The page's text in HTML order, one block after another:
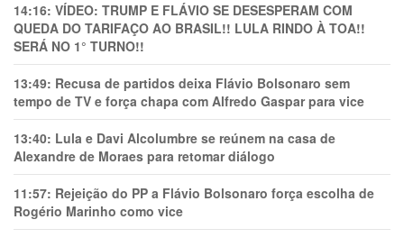
14:16: VÍDEO: TRUMP E FLÁVIO SE DESESPERAM COM
QUEDA DO TARIFAÇO AO BRASIL!! LULA RINDO À TOA!!
SERÁ NO 1° TURNO!!
13:49: Recusa de partidos deixa Flávio Bolsonaro sem
tempo de TV e força chapa com Alfredo Gaspar para vice
13:40: Lula e Davi Alcolumbre se reúnem na casa de
Alexandre de Moraes para retomar diálogo
11:57: Rejeição do PP a Flávio Bolsonaro força escolha de
Rogério Marinho como vice